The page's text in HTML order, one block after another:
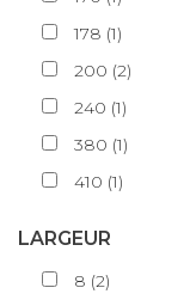
178 (1)
200 (2)
240 (1)
380 (1)
410 (1)
LARGEUR
8 (2)